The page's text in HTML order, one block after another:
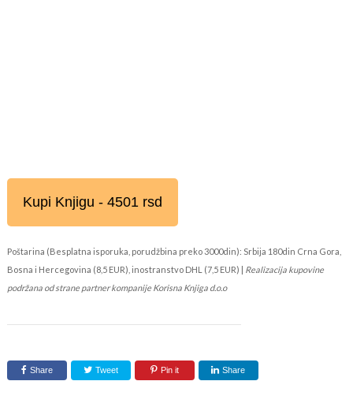
Kupi Knjigu - 4501 rsd
Poštarina (Besplatna isporuka, porudžbina preko 3000din): Srbija 180din Crna Gora,
Bosna i Hercegovina (8,5 EUR), inostranstvo DHL (7,5 EUR) | Realizacija kupovine
podržana od strane partner kompanije Korisna Knjiga d.o.o
Share Tweet Pin it Share